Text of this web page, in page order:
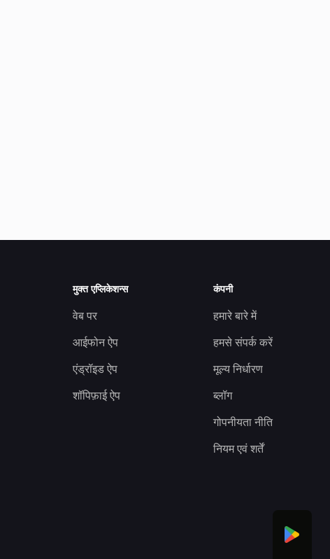
मुक्त एप्लिकेशन्स
वेब पर
आईफोन ऐप
एंड्रॉइड ऐप
शॉपिफ़ाई ऐप
कंपनी
हमारे बारे में
हमसे संपर्क करें
मूल्य निर्धारण
ब्लॉग
गोपनीयता नीति
नियम एवं शर्तें